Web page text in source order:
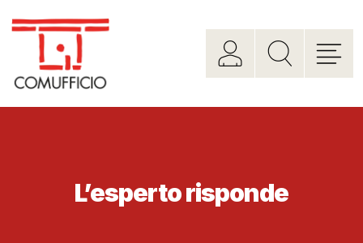
L’esperto risponde